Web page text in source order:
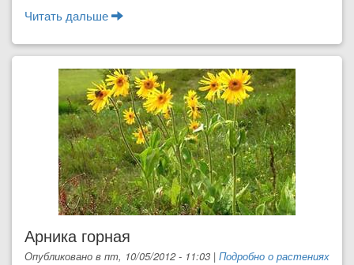
Читать дальше
Арника горная
Опубликовано в пт, 10/05/2012 - 11:03 | Подробно о растениях